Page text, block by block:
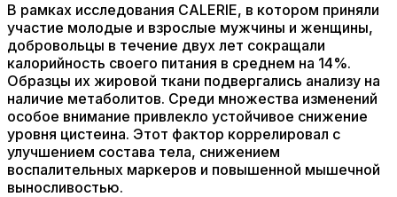
В рамках исследования CALERIE, в котором приняли
участие молодые и взрослые мужчины и женщины,
добровольцы в течение двух лет сокращали
калорийность своего питания в среднем на 14%.
Образцы их жировой ткани подвергались анализу на
наличие метаболитов. Среди множества изменений
особое внимание привлекло устойчивое снижение
уровня цистеина. Этот фактор коррелировал с
улучшением состава тела, снижением
воспалительных маркеров и повышенной мышечной
выносливостью.